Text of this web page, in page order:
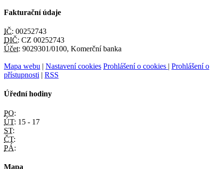
Fakturační údaje
IČ: 00252743
DIČ: CZ 00252743
Účet: 9029301/0100, Komerční banka
Mapa webu | Nastavení cookies Prohlášení o cookies | Prohlášení o
přístupnosti | RSS
Úřední hodiny
PO:
ÚT: 15 - 17
ST:
ČT:
PÁ:
Mapa